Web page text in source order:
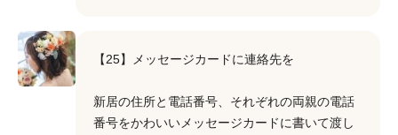
【25】メッセージカードに連絡先を
新居の住所と電話番号、それぞれの両親の電話
番号をかわいいメッセージカードに書いて渡し